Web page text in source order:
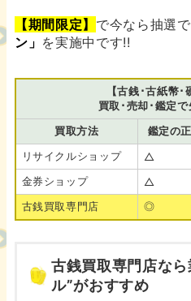
【期間限定】 で今なら抽選で
ン」 を実施中です!!
【古銭･古紙幣･
買取･売却･鑑定
買取方法
鑑定の
リサイクルショップ
△
金券ショップ
△
古銭買取専門店
◎
古銭買取専門店な
ル”がおすすめ